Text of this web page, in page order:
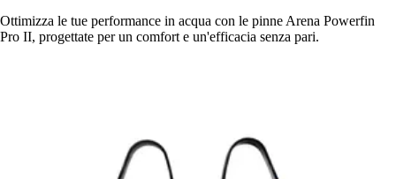
Ottimizza le tue performance in acqua con le pinne Arena Powerfin
Pro II, progettate per un comfort e un'efficacia senza pari.